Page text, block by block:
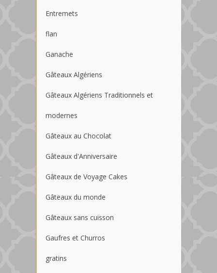
Entremets
flan
Ganache
Gâteaux Algériens
Gâteaux Algériens Traditionnels et
modernes
Gâteaux au Chocolat
Gâteaux d'Anniversaire
Gâteaux de Voyage Cakes
Gâteaux du monde
Gâteaux sans cuisson
Gaufres et Churros
gratins